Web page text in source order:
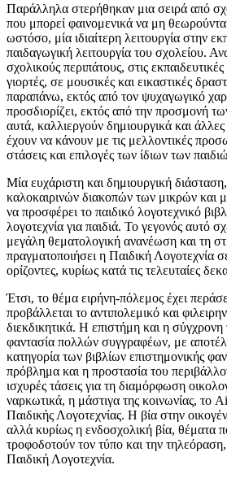
Παράλληλα στερήθηκαν μια σειρά από
που μπορεί φαινομενικά να μη
ωστόσο, μία ιδιαίτερη λειτουργία στην
παιδαγωγική λειτουργία του σχολείου.
σχολικούς περιπάτους, στις
γιορτές, σε μουσικές και εικαστικές
παραπάνω, εκτός από τον ψυχαγωγικό
προσδιορίζει, εκτός από την προσμονή
αυτά, καλλιεργούν δημιουργικά και
έχουν να κάνουν με τις μελλοντικές
στάσεις και επιλογές των ίδιων των
Μία ευχάριστη και δημιουργική
καλοκαιρινών διακοπών των μικρών και
να προσφέρει το παιδικό λογοτεχνικό
λογοτεχνία για παιδιά. Το γεγονός αυτό
μεγάλη θεματολογική ανανέωση και τη
πραγματοποιήσει η Παιδική Λογοτεχνία
ορίζοντες, κυρίως κατά τις τελευταίες
Έτσι, το θέμα ειρήνη-πόλεμος έχει
προβάλλεται το αντιπολεμικό και
διεκδικητικά. Η επιστήμη και η σύγχρονη
φαντασία πολλών συγγραφέων, με
κατηγορία των βιβλίων επιστημονικής
πρόβλημα και η προστασία του
ισχυρές τάσεις για τη διαμόρφωση
ναρκωτικά, η μάστιγα της κοινωνίας, το
Παιδικής Λογοτεχνίας. Η βία στην
αλλά κυρίως η ενδοσχολική βία, θέματα
τροφοδοτούν τον τύπο και την
Παιδική Λογοτεχνία.